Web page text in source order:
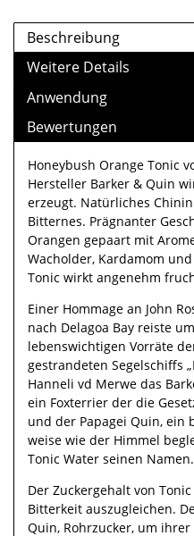
Beschreibung
Weitere Details
Anwendung
Bewertungen
Honeybush Orange Tonic
Hersteller Barker & Quin
erzeugt. Natürliches
Bitternes. Prägnanter
Orangen gepaart mit
Wacholder, Kardamom
Tonic wirkt angenehm
Einer Hommage an John
nach Delagoa Bay reiste
lebenswichtigen Vorräte
gestrandeten Segelschiffs
Hanneli vd Merwe das
ein Foxterrier der die
und der Papagei Quin, ein
weise wie der Himmel
Tonic Water seinen Namen.
Der Zuckergehalt von
Bitterkeit auszugleichen.
Quin, Rohrzucker, um